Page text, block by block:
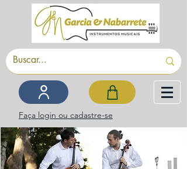
Faça login ou cadastre-se